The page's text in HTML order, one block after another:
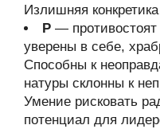
Излишняя
Р —
уверены в себе,
Способны к
натуры склонны к
Умение рисковать
потенциал для